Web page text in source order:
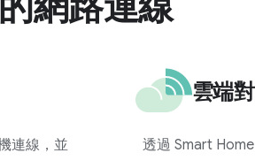
連線，並
雲端
透過 Smart